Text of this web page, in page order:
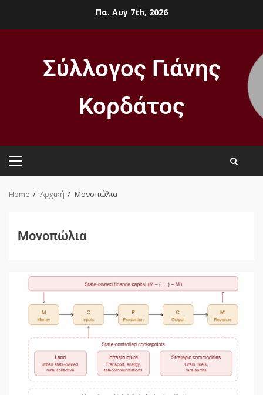
Πα. Αυγ 7th, 2026
Σύλλογος Γιάνης
Κορδάτος
Home Αρχική Μονοπώλια
Μονοπώλια